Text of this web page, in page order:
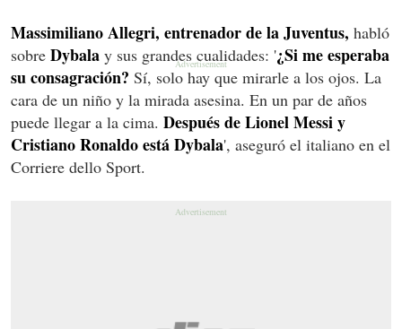
Massimiliano Allegri, entrenador de la Juventus, habló
sobre Dybala y sus grandes cualidades: '¿Si me esperaba
su consagración? Sí, solo hay que mirarle a los ojos. La
cara de un niño y la mirada asesina. En un par de años
puede llegar a la cima. Después de Lionel Messi y
Cristiano Ronaldo está Dybala', aseguró el italiano en el
Corriere dello Sport.